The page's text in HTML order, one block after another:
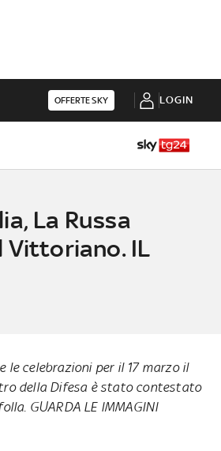
OFFERTE SKY LOGIN
La Russa
Vittoriano. IL
le celebrazioni per il 17 marzo il
della Difesa è stato contestato
GUARDA LE IMMAGINI